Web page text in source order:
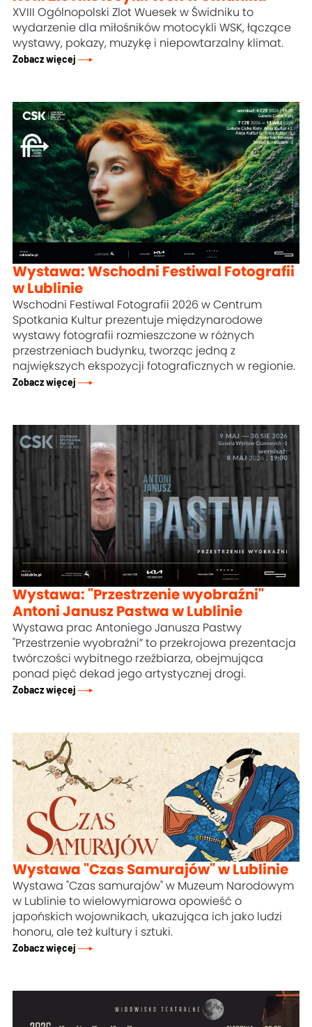
XVIII Ogólnopolski Zlot Wuesek w Świdniku to
wydarzenie dla miłośników motocykli WSK, łączące
wystawy, pokazy, muzykę i niepowtarzalny klimat.
Zobacz więcej
Wystawa: Wschodni Festiwal Fotografii
w Lublinie
Wschodni Festiwal Fotografii 2026 w Centrum
Spotkania Kultur prezentuje międzynarodowe
wystawy fotografii rozmieszczone w różnych
przestrzeniach budynku, tworząc jedną z
największych ekspozycji fotograficznych w regionie.
Zobacz więcej
Wystawa: "Przestrzenie wyobraźni"
Antoni Janusz Pastwa w Lublinie
Wystawa prac Antoniego Janusza Pastwy
"Przestrzenie wyobraźni” to przekrojowa prezentacja
twórczości wybitnego rzeźbiarza, obejmująca
ponad pięć dekad jego artystycznej drogi.
Zobacz więcej
Wystawa "Czas Samurajów" w Lublinie
Wystawa "Czas samurajów" w Muzeum Narodowym
w Lublinie to wielowymiarowa opowieść o
japońskich wojownikach, ukazująca ich jako ludzi
honoru, ale też kultury i sztuki.
Zobacz więcej